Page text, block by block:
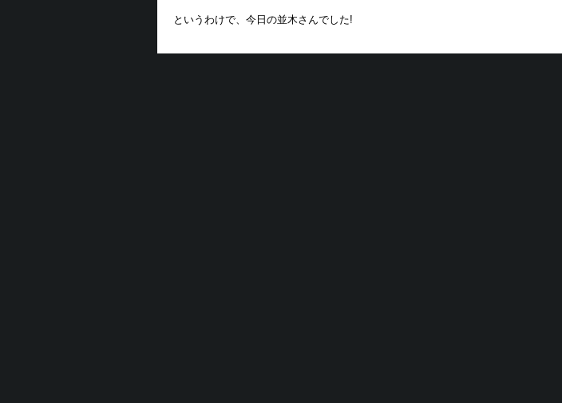
というわけで、今日の並木さんでした!